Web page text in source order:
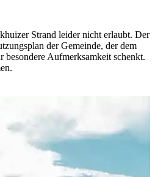
Strand leider nicht erlaubt. Der
der Gemeinde, der dem
besondere Aufmerksamkeit schenkt.